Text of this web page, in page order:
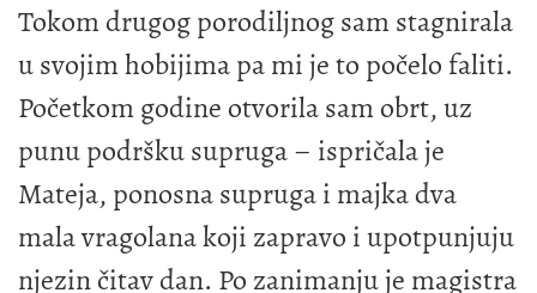
Tokom drugog porodiljnog sam stagnirala
u svojim hobijima pa mi je to počelo faliti.
Početkom godine otvorila sam obrt, uz
punu podršku supruga – ispričala je
Mateja, ponosna supruga i majka dva
mala vragolana koji zapravo i upotpunjuju
njezin čitav dan. Po zanimanju je magistra